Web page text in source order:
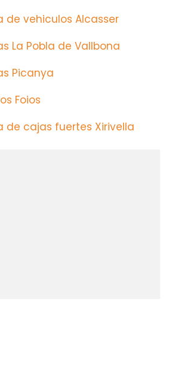
de vehiculos Alcasser
La Pobla de Vallbona
Picanya
Foios
de cajas fuertes Xirivella